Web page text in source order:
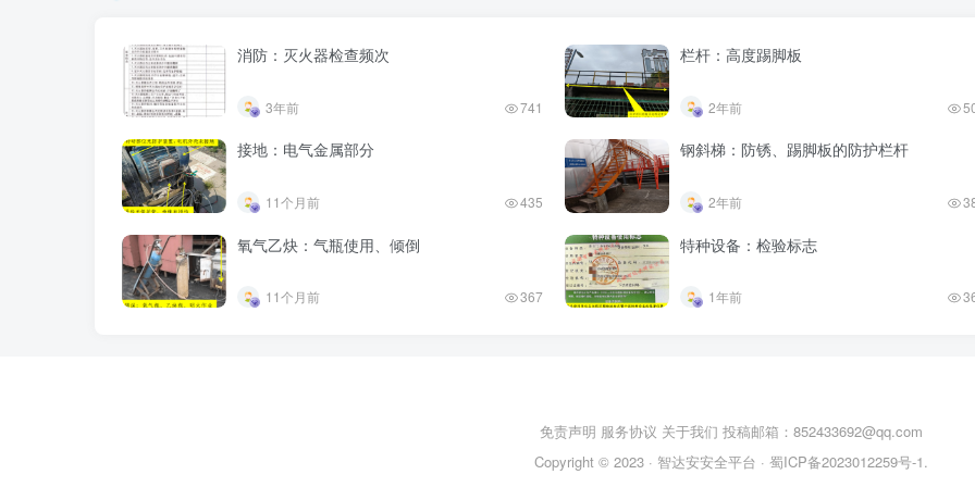
消防：灭火器检查频次
3年前 741
栏杆：高度踢脚板
2年前
接地：电气金属部分
11个月前 435
钢斜梯：防锈、踢脚板的防护栏杆
2年前
氧气乙炔：气瓶使用、倾倒
11个月前 367
特种设备：检验标志
1年前
免责声明 服务协议 关于我们 投稿邮箱：852433692@qq.com
Copyright © 2023 · 智达安安全平台 · 蜀ICP备2023012259号-1.